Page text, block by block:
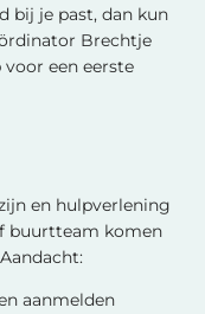
bij je past, dan kun
Brechtje
een eerste
en hulpverlening
buurtteam komen
aanmelden